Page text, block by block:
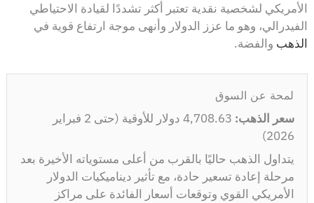
الأمريكي لشخصية نقدية تعتبر أكثر تشددًا لقيادة الاحتياطي
الفيدرالي، وهو ما عزز الدولار وأنهى موجة ارتفاع قوية في
الذهب والفضة.
لمحة عن السوق
سعر الذهب:
4,708.63 دولار للأوقية (حتى 2 فبراير
2026)
يتداول الذهب حاليًا بالقرب من أعلى مستوياته الأخيرة بعد
مرحلة إعادة تسعير حادة، مع تأثير ديناميكيات الدولار
الأمريكي القوي وتوقعات أسعار الفائدة على مراكز